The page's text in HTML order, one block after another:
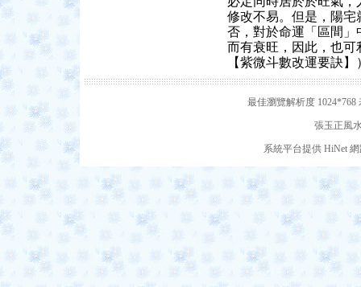
修改不易。但是，陽
否，對於命運「區間
而有衰旺，因此，也
【紫微斗數改運要訣】
最佳瀏覽解析度
張玉正風
系統平台提供 HiNet